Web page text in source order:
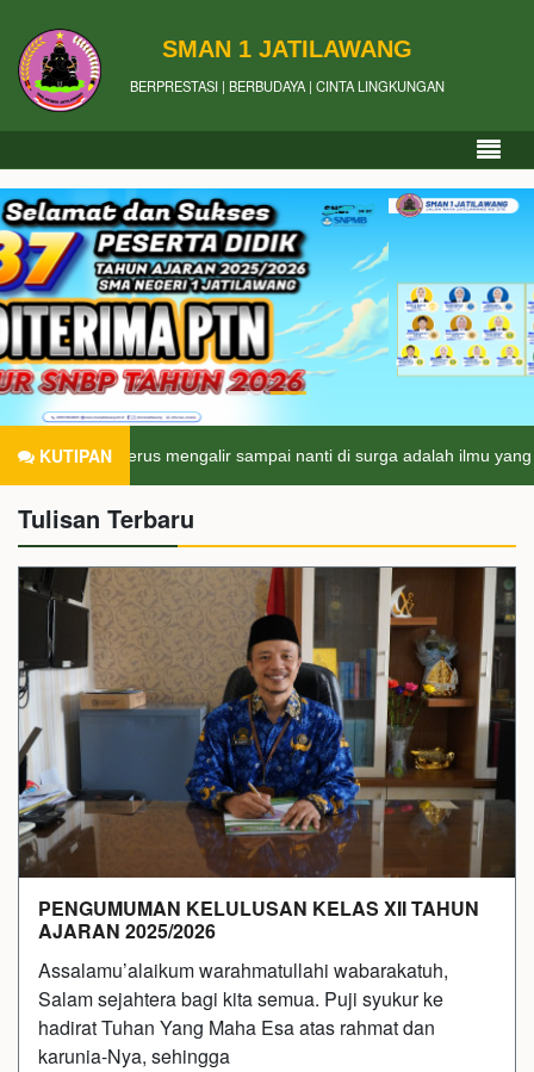
SMAN 1 JATILAWANG
BERPRESTASI | BERBUDAYA | CINTA LINGKUNGAN
KUTIPAN
terus mengalir sampai nanti di surga adalah ilmu yang bermanfaat.
Tulisan Terbaru
PENGUMUMAN KELULUSAN KELAS XII TAHUN
AJARAN 2025/2026
Assalamu’alaikum warahmatullahi wabarakatuh,
Salam sejahtera bagi kita semua. Puji syukur ke
hadirat Tuhan Yang Maha Esa atas rahmat dan
karunia-Nya, sehingga